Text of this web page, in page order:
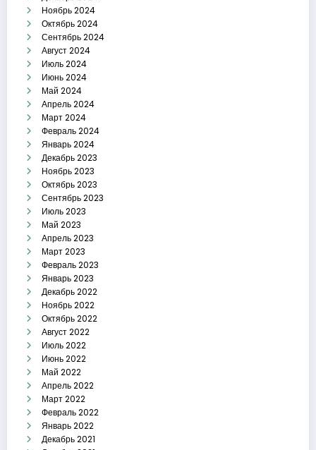
Ноябрь 2024
Октябрь 2024
Сентябрь 2024
Август 2024
Июль 2024
Июнь 2024
Май 2024
Апрель 2024
Март 2024
Февраль 2024
Январь 2024
Декабрь 2023
Ноябрь 2023
Октябрь 2023
Сентябрь 2023
Июль 2023
Май 2023
Апрель 2023
Март 2023
Февраль 2023
Январь 2023
Декабрь 2022
Ноябрь 2022
Октябрь 2022
Август 2022
Июль 2022
Июнь 2022
Май 2022
Апрель 2022
Март 2022
Февраль 2022
Январь 2022
Декабрь 2021